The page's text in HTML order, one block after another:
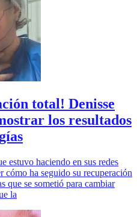
total! Denisse
los resultados
estuvo haciendo en sus redes
cómo ha seguido su recuperación
que se sometió para cambiar
la